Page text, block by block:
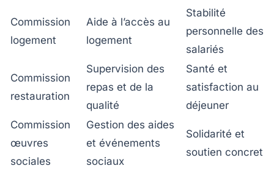
Commission
logement
Aide à l’accès au
logement
Stabilité
personnelle des
salariés
Commission
restauration
Supervision des
repas et de la
qualité
Santé et
satisfaction au
déjeuner
Commission
œuvres
sociales
Gestion des aides
et événements
sociaux
Solidarité et
soutien concret